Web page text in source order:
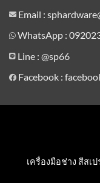
Email :
WhatsApp :
Line : @sp66
Facebook :
เครื่องมือช่าง สีสเ